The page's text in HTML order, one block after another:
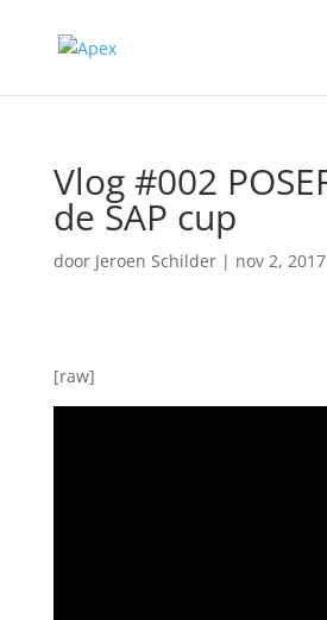
Vlog #002
de SAP cup
door Jeroen Schilder| nov 2, 2017
[raw]